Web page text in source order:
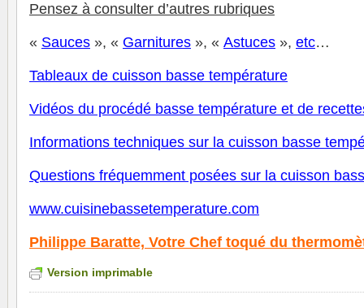
Pensez à consulter d’autres rubriques
« Sauces », « Garnitures », « Astuces », etc…
Tableaux de cuisson basse température
Vidéos du procédé basse température et de
Informations techniques sur la cuisson basse
Questions fréquemment posées sur la cuisson
www.cuisinebassetemperature.com
Philippe Baratte, Votre Chef toqué du
Version imprimable